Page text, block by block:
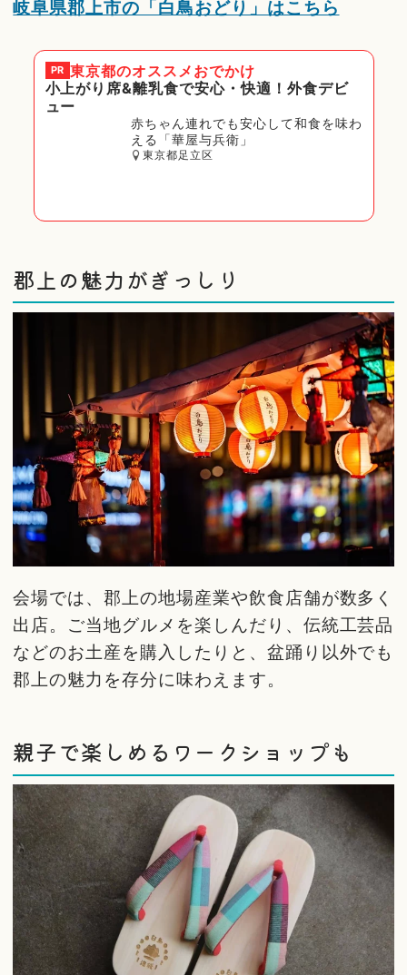
岐阜県郡上市の「白鳥おどり」はこちら
PR 東京都のオススメおでかけ
小上がり席&離乳食で安心・快適！外食デビ
ュー
赤ちゃん連れでも安心して和食を味わ
える「華屋与兵衛」
東京都足立区
郡上の魅力がぎっしり
会場では、郡上の地場産業や飲食店舗が数多く
出店。ご当地グルメを楽しんだり、伝統工芸品
などのお土産を購入したりと、盆踊り以外でも
郡上の魅力を存分に味わえます。
親子で楽しめるワークショップも